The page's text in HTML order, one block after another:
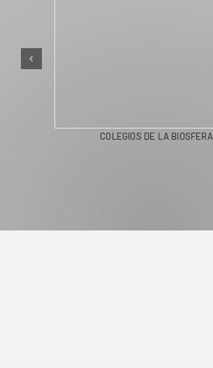
COLEGIOS DE LA BIOSFERA